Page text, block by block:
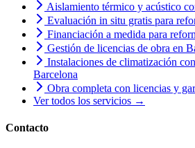
Aislamiento térmico y acústico
Evaluación in situ gratis para
Financiación a medida para
Gestión de licencias de obra en
Instalaciones de climatización
Barcelona
Obra completa con licencias y
Ver todos los servicios →
Contacto